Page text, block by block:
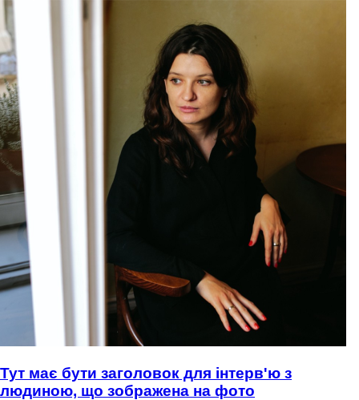
Тут має бути заголовок для інтерв'ю з
людиною, що зображена на фото